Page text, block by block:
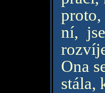
ní,
Ona
stála,